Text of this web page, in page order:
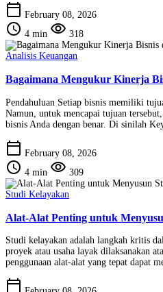
calendar_today February 08, 2026
schedule 4 min visibility 318
Analisis Keuangan
Bagaimana Mengukur Kinerja
Pendahuluan Setiap bisnis memiliki
Namun, untuk mencapai tujuan
bisnis Anda dengan benar. Di sinilah
calendar_today February 08, 2026
schedule 4 min visibility 309
Studi Kelayakan
Alat-Alat Penting untuk
Studi kelayakan adalah langkah kritis
proyek atau usaha layak dilaksanakan
penggunaan alat-alat yang tepat dapat
calendar_today